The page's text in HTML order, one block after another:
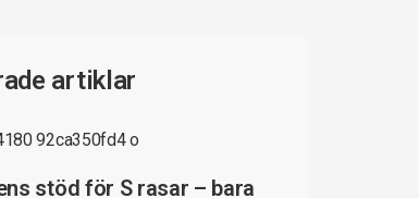
artiklar
stöd för S rasar – bara